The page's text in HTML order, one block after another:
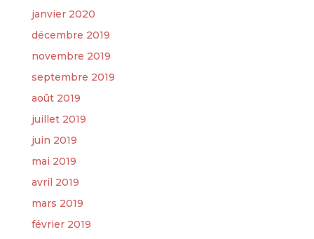
janvier 2020
décembre 2019
novembre 2019
septembre 2019
août 2019
juillet 2019
juin 2019
mai 2019
avril 2019
mars 2019
février 2019